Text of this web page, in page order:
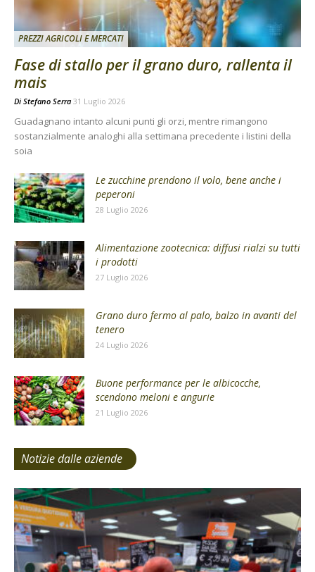
PREZZI AGRICOLI E MERCATI
Fase di stallo per il grano duro, rallenta il
mais
Di Stefano Serra 31 Luglio 2026
Guadagnano intanto alcuni punti gli orzi, mentre rimangono
sostanzialmente analoghi alla settimana precedente i listini della
soia
Le zucchine prendono il volo, bene anche i
peperoni
28 Luglio 2026
Alimentazione zootecnica: diffusi rialzi su tutti
i prodotti
27 Luglio 2026
Grano duro fermo al palo, balzo in avanti del
tenero
24 Luglio 2026
Buone performance per le albicocche,
scendono meloni e angurie
21 Luglio 2026
Notizie dalle aziende